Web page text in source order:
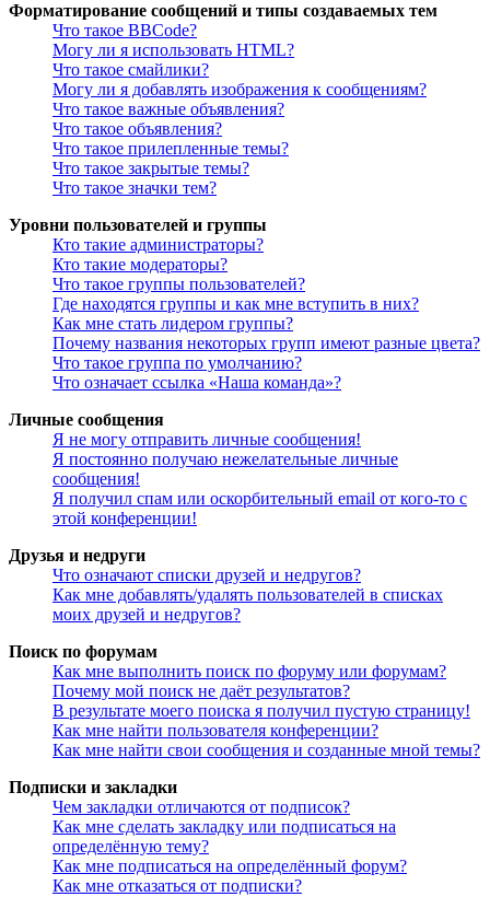
Форматирование сообщений и типы создаваемых тем
Что такое BBCode?
Могу ли я использовать HTML?
Что такое смайлики?
Могу ли я добавлять изображения к сообщениям?
Что такое важные объявления?
Что такое объявления?
Что такое прилепленные темы?
Что такое закрытые темы?
Что такое значки тем?
Уровни пользователей и группы
Кто такие администраторы?
Кто такие модераторы?
Что такое группы пользователей?
Где находятся группы и как мне вступить в них?
Как мне стать лидером группы?
Почему названия некоторых групп имеют разные цвета?
Что такое группа по умолчанию?
Что означает ссылка «Наша команда»?
Личные сообщения
Я не могу отправить личные сообщения!
Я постоянно получаю нежелательные личные
сообщения!
Я получил спам или оскорбительный email от кого-то с
этой конференции!
Друзья и недруги
Что означают списки друзей и недругов?
Как мне добавлять/удалять пользователей в списках
моих друзей и недругов?
Поиск по форумам
Как мне выполнить поиск по форуму или форумам?
Почему мой поиск не даёт результатов?
В результате моего поиска я получил пустую страницу!
Как мне найти пользователя конференции?
Как мне найти свои сообщения и созданные мной темы?
Подписки и закладки
Чем закладки отличаются от подписок?
Как мне сделать закладку или подписаться на
определённую тему?
Как мне подписаться на определённый форум?
Как мне отказаться от подписки?